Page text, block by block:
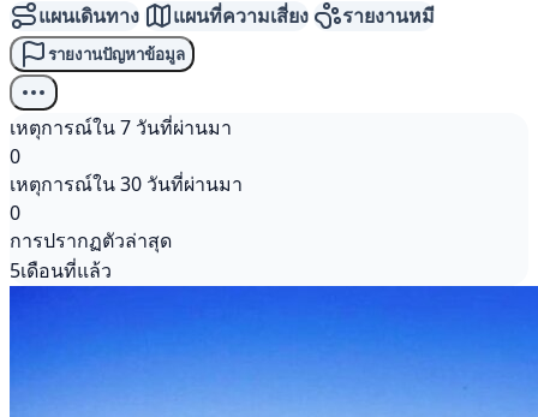
แผนเดินทาง แผนที่ความเสี่ยง รายงานหมี
รายงานปัญหาข้อมูล
เหตุการณ์ใน 7 วันที่ผ่านมา
0
เหตุการณ์ใน 30 วันที่ผ่านมา
0
การปรากฏตัวล่าสุด
5เดือนที่แล้ว